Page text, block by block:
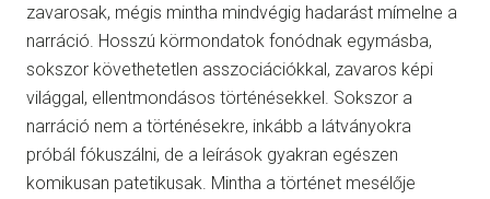
zavarosak, mégis mintha mindvégig hadarást mímelne a
narráció. Hosszú körmondatok fonódnak egymásba,
sokszor követhetetlen asszociációkkal, zavaros képi
világgal, ellentmondásos történésekkel. Sokszor a
narráció nem a történésekre, inkább a látványokra
próbál fókuszálni, de a leírások gyakran egészen
komikusan patetikusak. Mintha a történet mesélője